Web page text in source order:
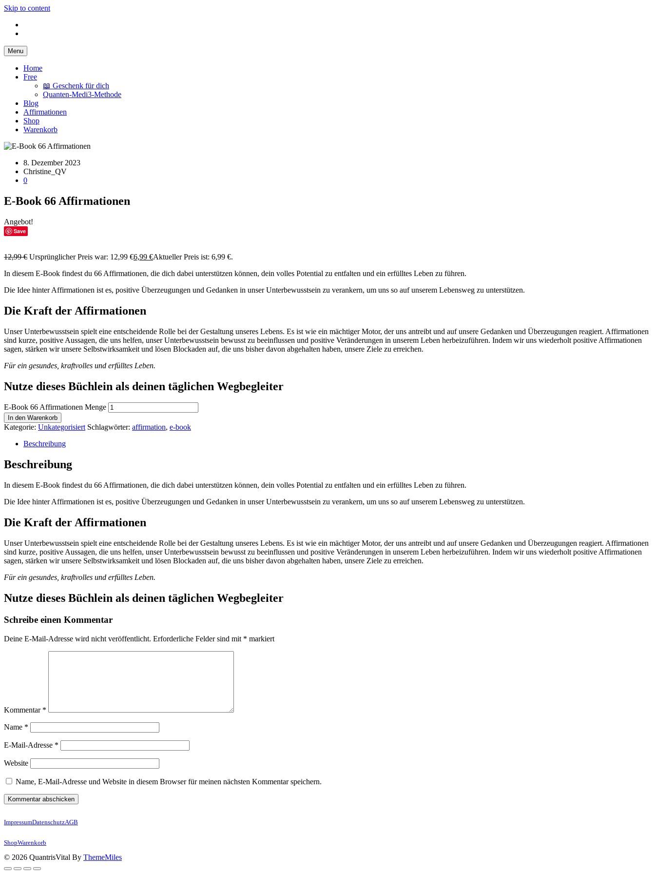
Skip to content
QuantrisVital
dein Online Vitalstudio für mehr Energie und Vitalität
Menu
Home
Free
📖 Geschenk für dich
Quanten-Medi3-Methode
Blog
Affirmationen
Shop
Warenkorb
8. Dezember 2023
Christine_QV
0
E-Book 66 Affirmationen
Angebot!
Save
12,99€ Ursprünglicher Preis war: 12,99 €6,99 €Aktueller Preis ist: 6,99 €.
In diesem E-Book findest du 66 Affirmationen, die dich dabei unterstützen können, dein volles Potential zu entfalten und ein erfülltes Leben zu führen.
Die Idee hinter Affirmationen ist es, positive Überzeugungen und Gedanken in unser Unterbewusstsein zu verankern, um uns so auf unserem Lebensweg zu unterstützen.
Die Kraft der Affirmationen
Unser Unterbewusstsein spielt eine entscheidende Rolle bei der Gestaltung unseres Lebens. Es ist wie ein mächtiger Motor, der uns antreibt und auf unsere Gedanken und Überzeugungen reagiert. Affirmationen
sind kurze, positive Aussagen, die uns helfen, unser Unterbewusstsein bewusst zu beeinflussen und positive Veränderungen in unserem Leben herbeizuführen. Indem wir uns wiederholt positive Affirmationen
sagen, stärken wir unsere Selbstwirksamkeit und lösen Blockaden auf, die uns bisher davon abgehalten haben, unsere Ziele zu erreichen.
Für ein gesundes, kraftvolles und erfülltes Leben.
Nutze dieses Büchlein als deinen täglichen Wegbegleiter
E-Book 66 Affirmationen Menge
In den Warenkorb
Kategorie: Unkategorisiert Schlagwörter: affirmation, e-book
Beschreibung
Beschreibung
In diesem E-Book findest du 66 Affirmationen, die dich dabei unterstützen können, dein volles Potential zu entfalten und ein erfülltes Leben zu führen.
Die Idee hinter Affirmationen ist es, positive Überzeugungen und Gedanken in unser Unterbewusstsein zu verankern, um uns so auf unserem Lebensweg zu unterstützen.
Die Kraft der Affirmationen
Unser Unterbewusstsein spielt eine entscheidende Rolle bei der Gestaltung unseres Lebens. Es ist wie ein mächtiger Motor, der uns antreibt und auf unsere Gedanken und Überzeugungen reagiert. Affirmationen
sind kurze, positive Aussagen, die uns helfen, unser Unterbewusstsein bewusst zu beeinflussen und positive Veränderungen in unserem Leben herbeizuführen. Indem wir uns wiederholt positive Affirmationen
sagen, stärken wir unsere Selbstwirksamkeit und lösen Blockaden auf, die uns bisher davon abgehalten haben, unsere Ziele zu erreichen.
Für ein gesundes, kraftvolles und erfülltes Leben.
Nutze dieses Büchlein als deinen täglichen Wegbegleiter
Schreibe einen Kommentar
Deine E-Mail-Adresse wird nicht veröffentlicht. Erforderliche Felder sind mit * markiert
Kommentar *
Name *
E-Mail-Adresse *
Website
Name, E-Mail-Adresse und Website in diesem Browser für meinen nächsten Kommentar speichern.
ImpressumDatenschutzAGB
ShopWarenkorb
© 2026 QuantrisVital By ThemeMiles